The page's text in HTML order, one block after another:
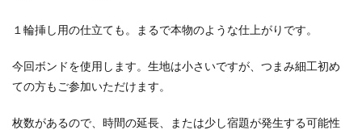
１輪挿し用の仕立ても。まるで本物のような仕上がりです。
今回ボンドを使用します。生地は小さいですが、つまみ細工初め
ての方もご参加いただけます。
枚数があるので、時間の延長、または少し宿題が発生する可能性